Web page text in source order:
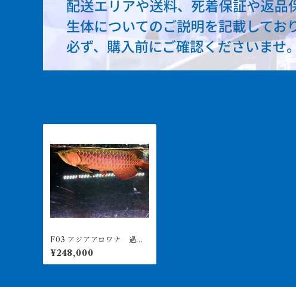
F03 アジアアロワナ 過背
金龍 ブルーベース 30㎝
前後 250-007364
¥248,000